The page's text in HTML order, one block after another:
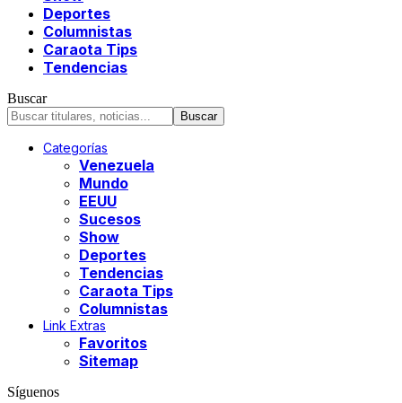
Deportes
Columnistas
Caraota Tips
Tendencias
Buscar
Categorías
Venezuela
Mundo
EEUU
Sucesos
Show
Deportes
Tendencias
Caraota Tips
Columnistas
Link Extras
Favoritos
Sitemap
Síguenos